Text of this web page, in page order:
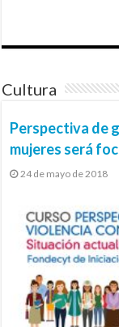
Cultura
Perspectiva de
mujeres será
24 de mayo de 2018